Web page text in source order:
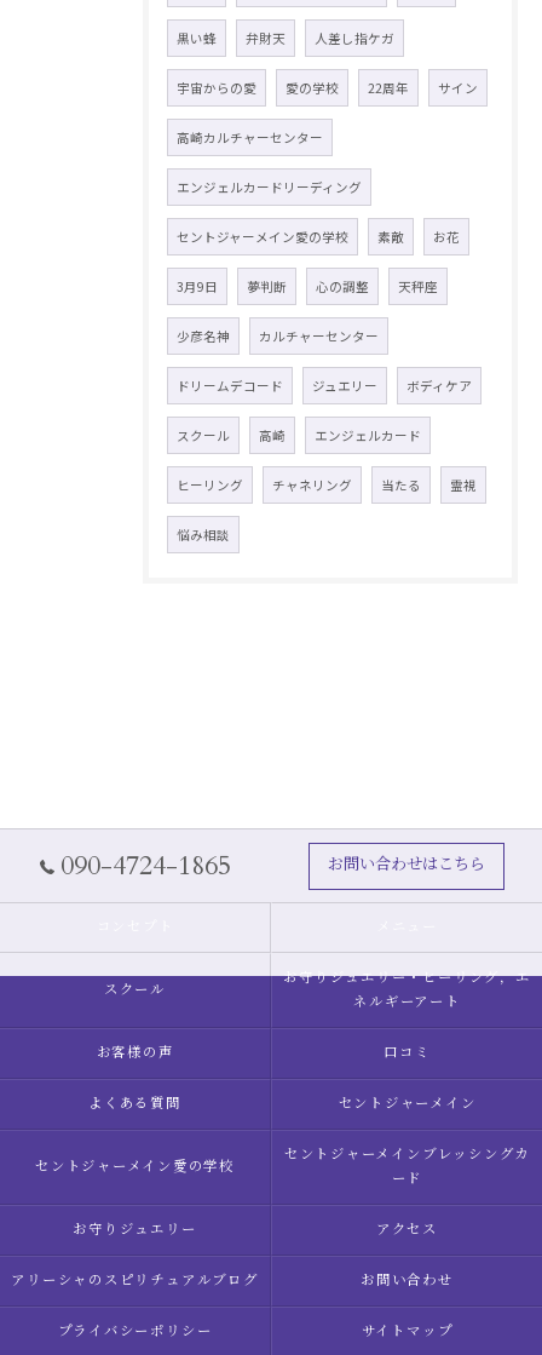
黒い蜂 弁財天 人差し指ケガ
宇宙からの愛 愛の学校 22周年 サイン
高崎カルチャーセンター
エンジェルカードリーディング
セントジャーメイン愛の学校 素敵 お花
3月9日 夢判断 心の調整 天秤座
少彦名神 カルチャーセンター
ドリームデコード ジュエリー ボディケア
スクール 高崎 エンジェルカード
ヒーリング チャネリング 当たる 霊視
悩み相談
090-4724-1865 お問い合わせはこちら
スクール
お守りジュエリー・ヒーリング，エ
ネルギーアート
お客様の声 口コミ
よくある質問 セントジャーメイン
セントジャーメイン愛の学校
セントジャーメインブレッシングカ
ード
お守りジュエリー アクセス
アリーシャのスピリチュアルブログ お問い合わせ
プライバシーポリシー サイトマップ